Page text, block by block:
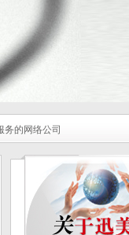
务的网络公司